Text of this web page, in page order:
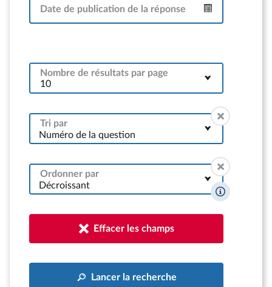
Date de publication de la réponse
Nombre de résultats par page
Tri par
Numéro de la question
Ordonner par
Décroissant
Effacer les champs
Lancer la recherche